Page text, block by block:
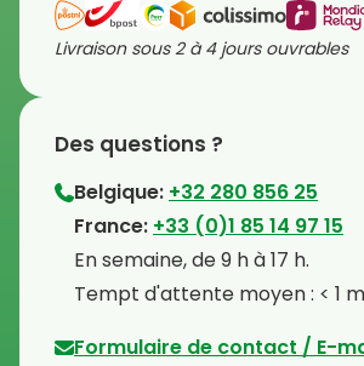
Livraison sous 2 à 4 jours ouvrables
Des questions ?
Belgique: +32 280 856 25
⁠France: +33 (0)1 85 14 97 15
⁠En semaine, de 9 h à 17 h.
⁠Tempt d'attente moyen : < 1
Formulaire de contact / E-